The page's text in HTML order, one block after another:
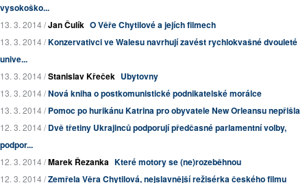
vysokoško...
13. 3. 2014 /Jan Čulík O Věře Chytilové a jejích filmech
13. 3. 2014 /Konzervativci ve Walesu navrhují zavést rychlokvašné dvouleté
unive...
13. 3. 2014 /Stanislav Křeček Ubytovny
13. 3. 2014 /Nová kniha o postkomunistické podnikatelské morálce
13. 3. 2014 /Pomoc po hurikánu Katrina pro obyvatele New Orleansu nepřišla
12. 3. 2014 /Dvě třetiny Ukrajinců podporují předčasné parlamentní volby,
podpor...
12. 3. 2014 /Marek Řezanka Které motory se (ne)rozeběhnou
12. 3. 2014 /Zemřela Věra Chytilová, nejslavnější režisérka českého filmu